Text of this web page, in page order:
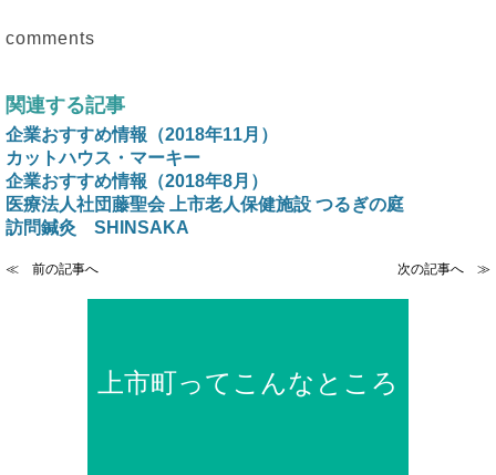
comments
関連する記事
企業おすすめ情報（2018年11月）
カットハウス・マーキー
企業おすすめ情報（2018年8月）
医療法人社団藤聖会 上市老人保健施設 つるぎの庭
訪問鍼灸 SHINSAKA
≪ 前の記事へ 次の記事へ ≫
上市町ってこんなところ